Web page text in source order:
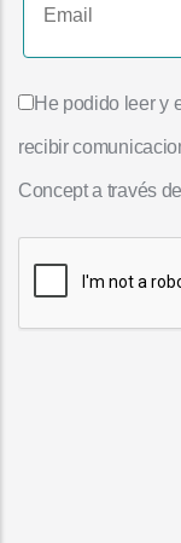
He podido leer y
recibir
Concept a través